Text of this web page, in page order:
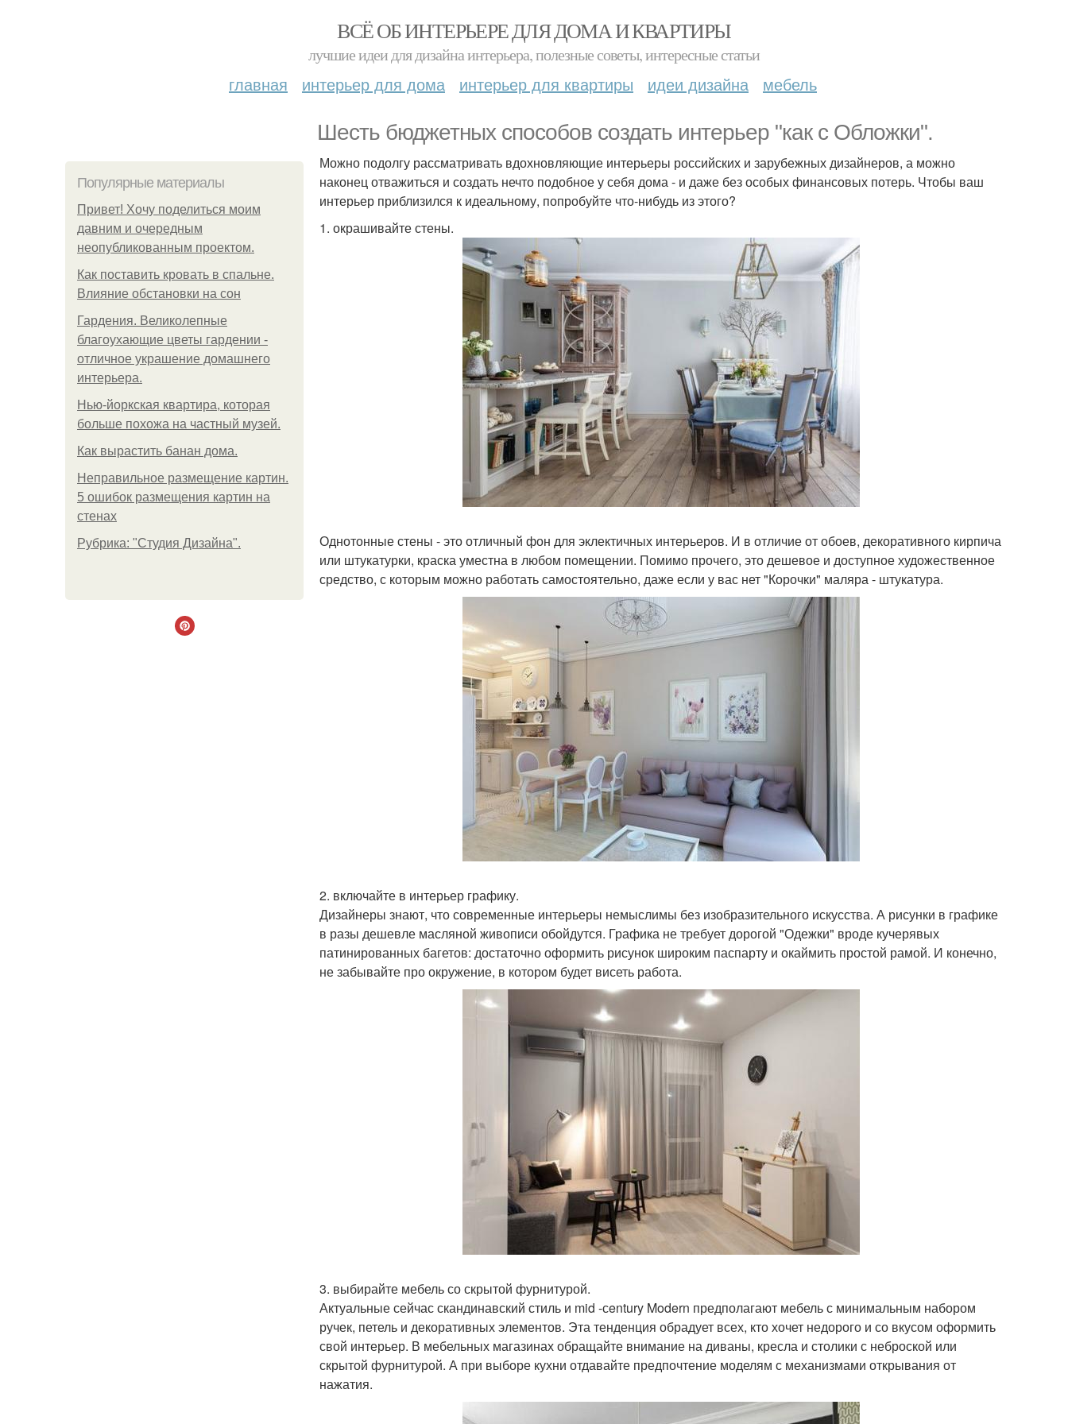
ВСЁ ОБ ИНТЕРЬЕРЕ ДЛЯ ДОМА И КВАРТИРЫ
лучшие идеи для дизайна интерьера, полезные советы, интересные статьи
главная интерьер для дома интерьер для квартиры идеи дизайна мебель
Шесть бюджетных способов создать интерьер "как с Обложки".
Популярные материалы
Привет! Хочу поделиться моим
давним и очередным
неопубликованным проектом.
Как поставить кровать в спальне.
Влияние обстановки на сон
Гардения. Великолепные
благоухающие цветы гардении -
отличное украшение домашнего
интерьера.
Нью-йоркская квартира, которая
больше похожа на частный музей.
Как вырастить банан дома.
Неправильное размещение картин.
5 ошибок размещения картин на
стенах
Рубрика: "Студия Дизайна".
Можно подолгу рассматривать вдохновляющие интерьеры российских и зарубежных дизайнеров, а можно
наконец отважиться и создать нечто подобное у себя дома - и даже без особых финансовых потерь. Чтобы ваш
интерьер приблизился к идеальному, попробуйте что-нибудь из этого?
1. окрашивайте стены.
Однотонные стены - это отличный фон для эклектичных интерьеров. И в отличие от обоев, декоративного кирпича
или штукатурки, краска уместна в любом помещении. Помимо прочего, это дешевое и доступное художественное
средство, с которым можно работать самостоятельно, даже если у вас нет "Корочки" маляра - штукатура.
2. включайте в интерьер графику.
Дизайнеры знают, что современные интерьеры немыслимы без изобразительного искусства. А рисунки в графике
в разы дешевле масляной живописи обойдутся. Графика не требует дорогой "Одежки" вроде кучерявых
патинированных багетов: достаточно оформить рисунок широким паспарту и окаймить простой рамой. И конечно,
не забывайте про окружение, в котором будет висеть работа.
3. выбирайте мебель со скрытой фурнитурой.
Актуальные сейчас скандинавский стиль и mid -сentury Modern предполагают мебель с минимальным набором
ручек, петель и декоративных элементов. Эта тенденция обрадует всех, кто хочет недорого и со вкусом оформить
свой интерьер. В мебельных магазинах обращайте внимание на диваны, кресла и столики с неброской или
скрытой фурнитурой. А при выборе кухни отдавайте предпочтение моделям с механизмами открывания от
нажатия.